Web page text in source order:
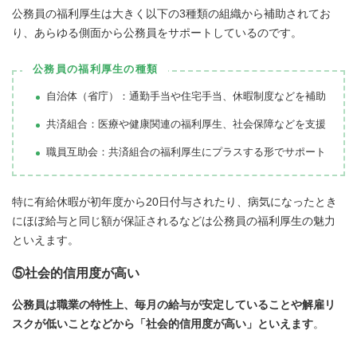
公務員の福利厚生は大きく以下の3種類の組織から補助されてお
り、あらゆる側面から公務員をサポートしているのです。
公務員の福利厚生の種類
自治体（省庁）：通勤手当や住宅手当、休暇制度などを補助
共済組合：医療や健康関連の福利厚生、社会保障などを支援
職員互助会：共済組合の福利厚生にプラスする形でサポート
特に有給休暇が初年度から20日付与されたり、病気になったとき
にほぼ給与と同じ額が保証されるなどは公務員の福利厚生の魅力
といえます。
⑤社会的信用度が高い
公務員は職業の特性上、毎月の給与が安定していることや解雇リ
スクが低いことなどから「社会的信用度が高い」といえます。